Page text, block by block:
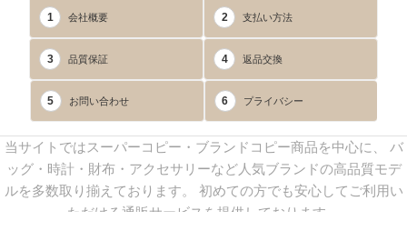
1 会社概要 2 支払い方法
3 品質保証 4 返品交換
5 お問い合わせ 6 プライバシー
当サイトではスーパーコピー・ブランドコピー商品を中心に、 バ
ッグ・時計・財布・アクセサリーなど人気ブランドの高品質モデ
ルを多数取り揃えております。 初めての方でも安心してご利用い
ただける通販サービスを提供しております。